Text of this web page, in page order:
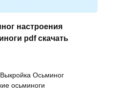
настроения
pdf скачать
Осьминог
осьминоги